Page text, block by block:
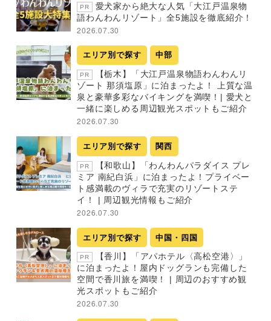
PR
愛犬家から絶大な人気「大江戸温泉物
語わんわんリゾート」全5施設を徹底紹介！
2026.07.30
エリア別で探す 中部
PR
【栃木】「大江戸温泉物語わんわんリ
ゾート 那須塩原」に泊まったよ！ 上質な温
泉と豪華多彩なバイキングを満喫！| 愛犬と
一緒に楽しめる周辺観光スポットもご紹介
2026.07.30
エリア別で探す 関西
PR
【和歌山】「わんわんパラダイス プレ
ミア 南紀白浜」に泊まったよ！プライベー
ト感満載のヴィラで充実のリゾートステ
イ！ | 周辺観光情報もご紹介
2026.07.30
エリア別で探す 中国・四国
PR
【香川】「アパホテル〈高松空港〉」
に泊まったよ！屋内ドッグランも完備した
空間で香川旅を満喫！ | 周辺のおすすめ観
光スポットもご紹介
2026.07.30